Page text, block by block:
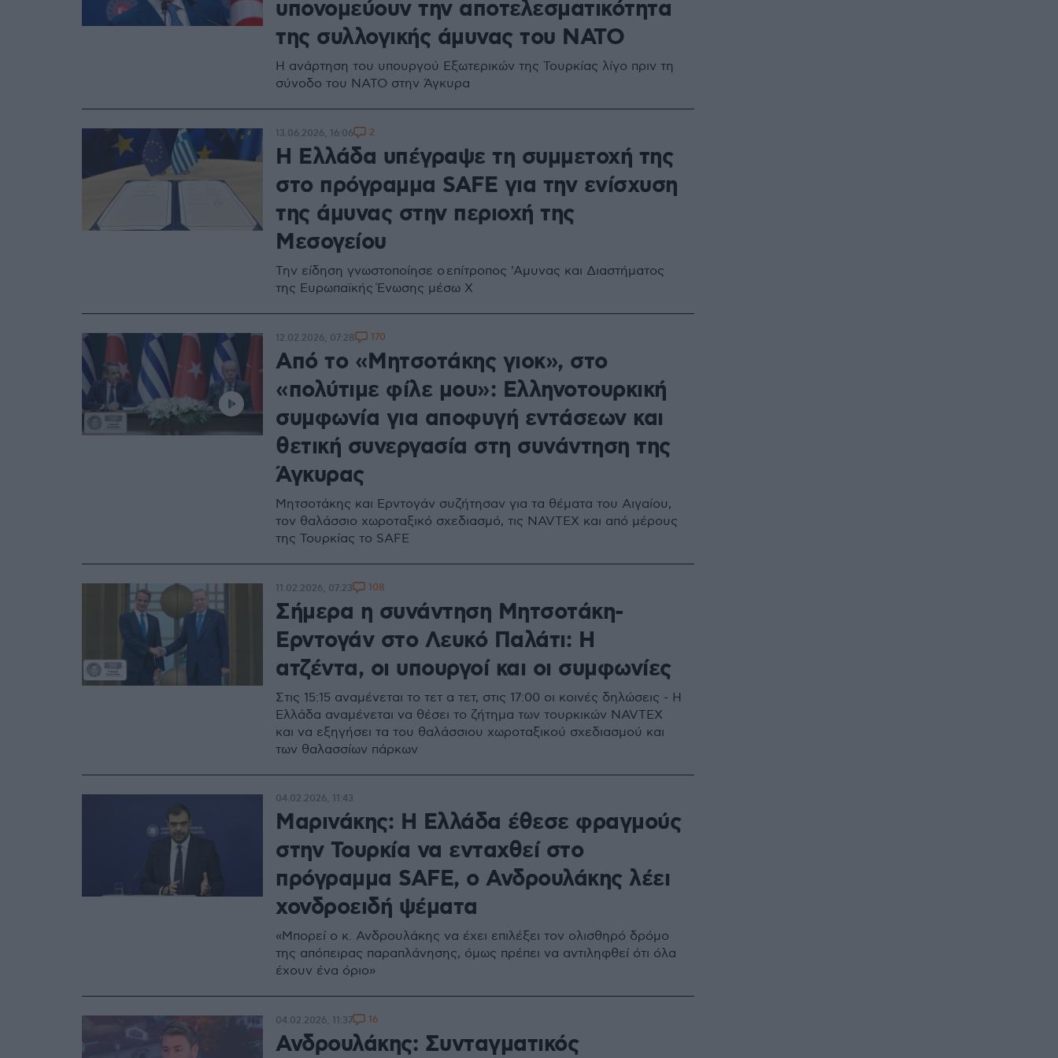
υπονομεύουν την αποτελεσματικότητα
της συλλογικής άμυνας του ΝΑΤΟ
Η ανάρτηση του υπουργού Εξωτερικών της Τουρκίας λίγο πριν τη
σύνοδο του ΝΑΤΟ στην Άγκυρα
Η Ελλάδα υπέγραψε τη συμμετοχή της
στο πρόγραμμα SAFE για την ενίσχυση
της άμυνας στην περιοχή της
Μεσογείου
Την είδηση γνωστοποίησε ο επίτροπος 'Αμυνας και Διαστήματος
της Ευρωπαϊκής Ένωσης μέσω Χ
13.06.2026, 16:06 2
Από το «Μητσοτάκης γιοκ», στο
«πολύτιμε φίλε μου»: Ελληνοτουρκική
συμφωνία για αποφυγή εντάσεων και
θετική συνεργασία στη συνάντηση της
Άγκυρας
Μητσοτάκης και Ερντογάν συζήτησαν για τα θέματα του Αιγαίου,
τον θαλάσσιο χωροταξικό σχεδιασμό, τις NAVTEX και από μέρους
της Τουρκίας το SAFE
12.02.2026, 07:28 170
Σήμερα η συνάντηση Μητσοτάκη-
Ερντογάν στο Λευκό Παλάτι: Η
ατζέντα, οι υπουργοί και οι συμφωνίες
Στις 15:15 αναμένεται το τετ α τετ, στις 17:00 οι κοινές δηλώσεις - Η
Ελλάδα αναμένεται να θέσει το ζήτημα των τουρκικών NAVTEX
και να εξηγήσει τα του θαλάσσιου χωροταξικού σχεδιασμού και
των θαλασσίων πάρκων
11.02.2026, 07:23 108
Μαρινάκης: Η Ελλάδα έθεσε φραγμούς
στην Τουρκία να ενταχθεί στο
πρόγραμμα SAFE, ο Ανδρουλάκης λέει
χονδροειδή ψέματα
«Μπορεί ο κ. Ανδρουλάκης να έχει επιλέξει τον ολισθηρό δρόμο
της απόπειρας παραπλάνησης, όμως πρέπει να αντιληφθεί ότι όλα
έχουν ένα όριo»
04.02.2026, 11:43
Ανδρουλάκης: Συνταγματικός
04.02.2026, 11:37 16